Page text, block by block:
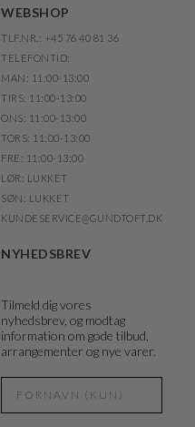
WEBSHOP
TLF.NR.: +45 76 40 81 36
TELEFONTID:
MAN: 11:00-13:00
TIRS: 11:00-13:00
ONS: 11:00-13:00
TORS: 11:00-13:00
FRE: 11:00-13:00
LØR: LUKKET
SØN: LUKKET
KUNDESERVICE@GUNDTOFT.DK
NYHEDSBREV
Tilmeld dig vores
nyhedsbrev, og modtag
information om gode tilbud,
arrangementer og nye varer.